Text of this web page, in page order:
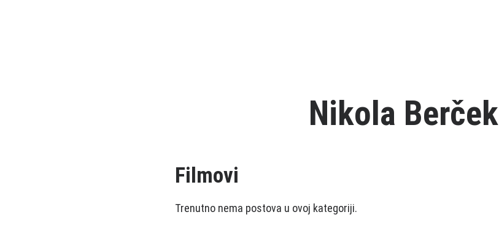
Nikola Berček
Filmovi
Trenutno nema postova u ovoj kategoriji.